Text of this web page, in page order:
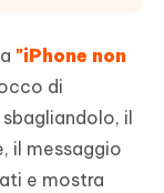
"iPhone non
di
il
il messaggio
e mostra